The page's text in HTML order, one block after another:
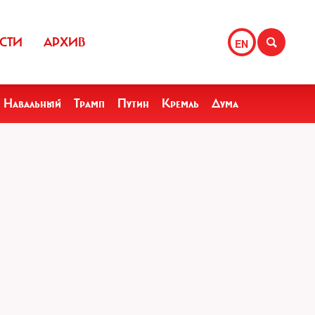
EN
АРХИВ
Навальный Трамп Путин Кремль Дума